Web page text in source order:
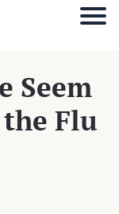
Seem
Flu